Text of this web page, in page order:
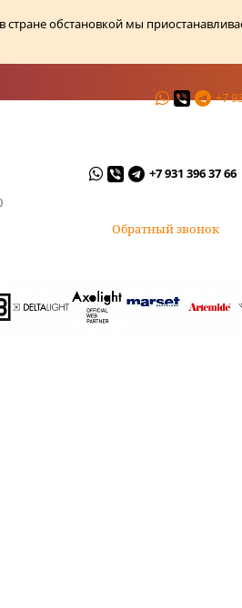
стране обстановкой мы
+7
+7 931 396 37 66
Обратный звонок